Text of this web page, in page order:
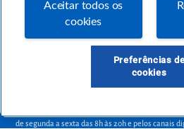
empreendedora.
atendimentosebraepr@pr.sebrae.com.br
de segunda a sexta das 8h às 20h e pelos canais
Aceitar todos os
cookies
Preferências de
cookies